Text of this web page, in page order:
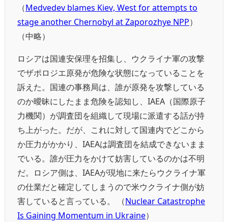
（Medvedev blames Kiev, West for attempts to
stage another Chernobyl at Zaporozhye NPP）
（中略）
ロシアは国連安保理を招集し、ウクライナ軍の攻撃
でザポロジエ原発が危険な状態になっていることを
訴えた。国連の事務局は、誰が原発を攻撃している
のか曖昧にしたまま危険を認知し、IAEA（国際原子
力機関）が調査団を組織して現場に派遣する話が持
ち上がった。だが、これに対して国連内でどこから
か圧力がかかり、IAEAは調査団を結成できないまま
でいる。誰が圧力をかけて妨害しているのかは不明
だ。ロシア側は、IAEAが現地に来たらウクライナ軍
の仕業だと確定してしまうので米ウクライナ側が妨
害していると言っている。 （Nuclear Catastrophe
Is Gaining Momentum in Ukraine）